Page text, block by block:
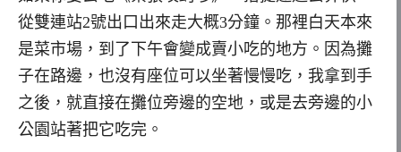
從雙連站2號出口出來走大概3分鐘。那裡白天本來
是菜市場，到了下午會變成賣小吃的地方。因為攤
子在路邊，也沒有座位可以坐著慢慢吃，我拿到手
之後，就直接在攤位旁邊的空地，或是去旁邊的小
公園站著把它吃完。